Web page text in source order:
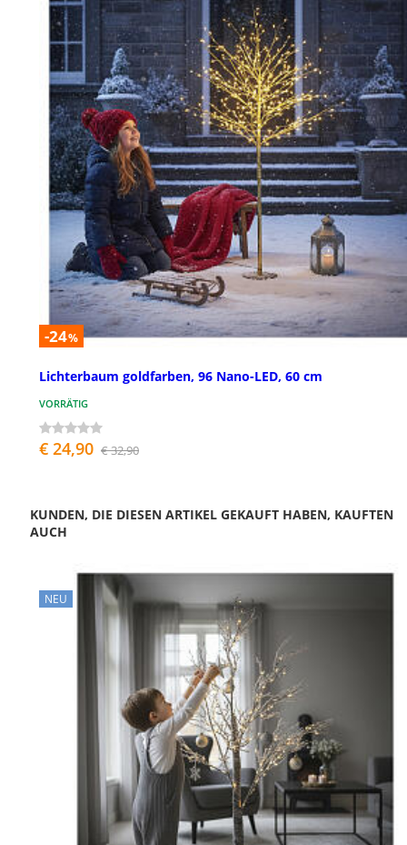
-24%
Lichterbaum goldfarben, 96 Nano-LED, 60 cm
VORRÄTIG
€ 24,90 € 32,90
KUNDEN, DIE DIESEN ARTIKEL GEKAUFT HABEN, KAUFTEN
AUCH
NEU